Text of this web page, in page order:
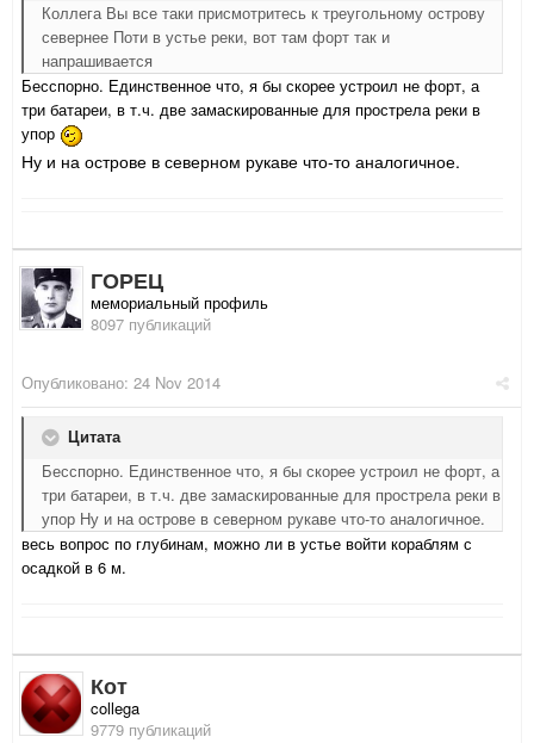
Коллега Вы все таки присмотритесь к треугольному острову
севернее Поти в устье реки, вот там форт так и
напрашивается
Бесспорно. Единственное что, я бы скорее устроил не форт, а
три батареи, в т.ч. две замаскированные для прострела реки в
упор
Ну и на острове в северном рукаве что-то аналогичное.
ГОРЕЦ
мемориальный профиль
8097 публикаций
Опубликовано: 24 Nov 2014
Цитата
Бесспорно. Единственное что, я бы скорее устроил не форт, а
три батареи, в т.ч. две замаскированные для прострела реки в
упор Ну и на острове в северном рукаве что-то аналогичное.
весь вопрос по глубинам, можно ли в устье войти кораблям с
осадкой в 6 м.
Кот
collega
9779 публикаций